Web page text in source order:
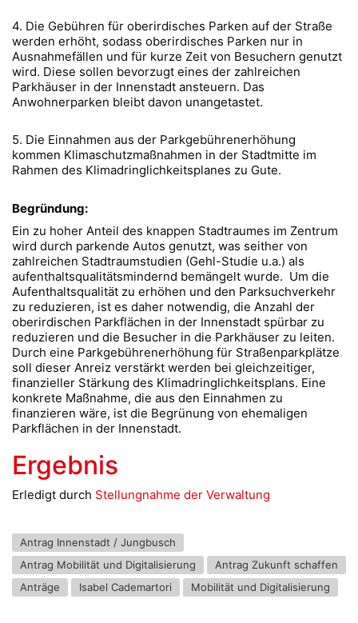
4. Die Gebühren für oberirdisches Parken auf der Straße
werden erhöht, sodass oberirdisches Parken nur in
Ausnahmefällen und für kurze Zeit von Besuchern genutzt
wird. Diese sollen bevorzugt eines der zahlreichen
Parkhäuser in der Innenstadt ansteuern. Das
Anwohnerparken bleibt davon unangetastet.
5. Die Einnahmen aus der Parkgebührenerhöhung
kommen Klimaschutzmaßnahmen in der Stadtmitte im
Rahmen des Klimadringlichkeitsplanes zu Gute.
Begründung:
Ein zu hoher Anteil des knappen Stadtraumes im Zentrum
wird durch parkende Autos genutzt, was seither von
zahlreichen Stadtraumstudien (Gehl-Studie u.a.) als
aufenthaltsqualitätsmindernd bemängelt wurde. Um die
Aufenthaltsqualität zu erhöhen und den Parksuchverkehr
zu reduzieren, ist es daher notwendig, die Anzahl der
oberirdischen Parkflächen in der Innenstadt spürbar zu
reduzieren und die Besucher in die Parkhäuser zu leiten.
Durch eine Parkgebührenerhöhung für Straßenparkplätze
soll dieser Anreiz verstärkt werden bei gleichzeitiger,
finanzieller Stärkung des Klimadringlichkeitsplans. Eine
konkrete Maßnahme, die aus den Einnahmen zu
finanzieren wäre, ist die Begrünung von ehemaligen
Parkflächen in der Innenstadt.
Ergebnis
Erledigt durch Stellungnahme der Verwaltung
Antrag Innenstadt / Jungbusch
Antrag Mobilität und Digitalisierung
Antrag Zukunft schaffen
Anträge
Isabel Cademartori Mobilität und Digitalisierung